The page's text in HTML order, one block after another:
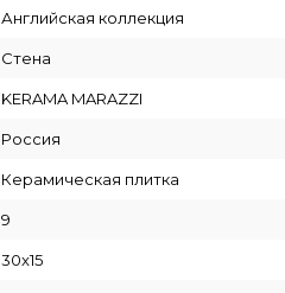
Английская коллекция
Стена
KERAMA MARAZZI
Россия
Керамическая плитка
9
30x15